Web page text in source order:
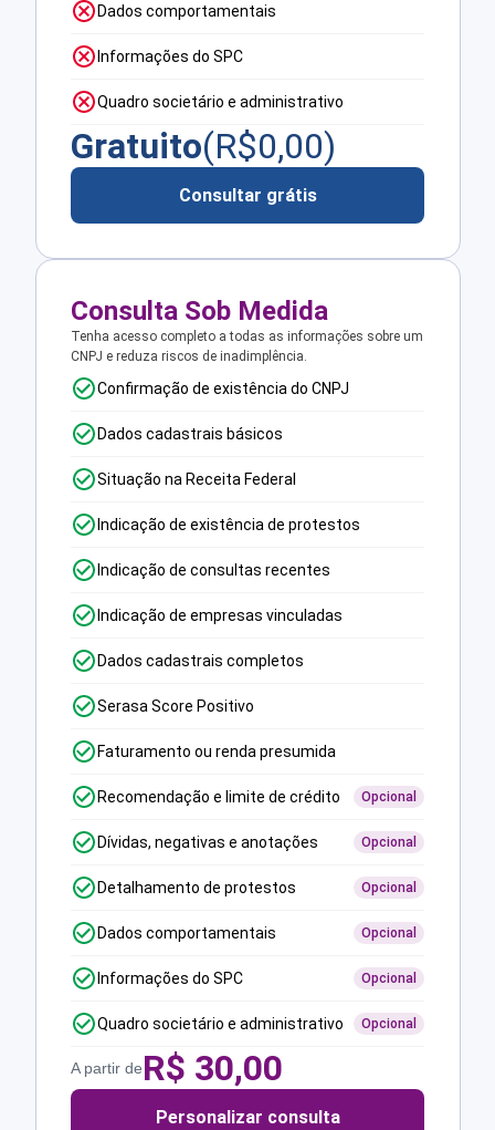
Dados comportamentais
Informações do SPC
Quadro societário e administrativo
Gratuito(R$0,00)
Consultar grátis
Consulta Sob Medida
Tenha acesso completo a todas as informações sobre um
CNPJ e reduza riscos de inadimplência.
Confirmação de existência do CNPJ
Dados cadastrais básicos
Situação na Receita Federal
Indicação de existência de protestos
Indicação de consultas recentes
Indicação de empresas vinculadas
Dados cadastrais completos
Serasa Score Positivo
Faturamento ou renda presumida
Recomendação e limite de crédito Opcional
Dívidas, negativas e anotações Opcional
Detalhamento de protestos Opcional
Dados comportamentais Opcional
Informações do SPC Opcional
Quadro societário e administrativo Opcional
A partir deR$ 30,00
Personalizar consulta